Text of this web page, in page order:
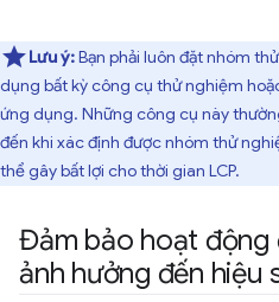
Lưu ý:Bạn phải luôn đặt nhóm
dụng bất kỳ công cụ thử nghiệm
ứng dụng. Những công cụ này
đến khi xác định được nhóm thử
thể gây bất lợi cho thời gian LCP.
Đảm bảo hoạt động
ảnh hưởng đến hiệu